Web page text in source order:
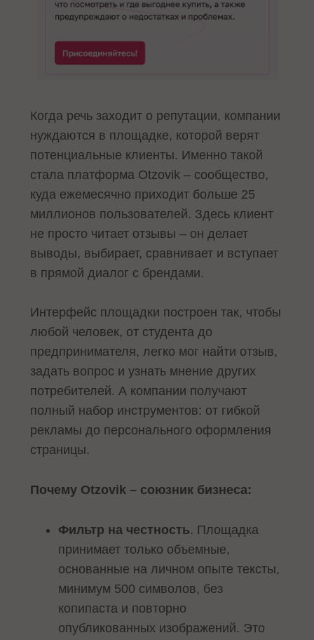
Когда речь заходит о репутации, компании
нуждаются в площадке, которой верят
потенциальные клиенты. Именно такой
стала платформа Otzovik – сообщество,
куда ежемесячно приходит больше 25
миллионов пользователей. Здесь клиент
не просто читает отзывы – он делает
выводы, выбирает, сравнивает и вступает
в прямой диалог с брендами.
Интерфейс площадки построен так, чтобы
любой человек, от студента до
предпринимателя, легко мог найти отзыв,
задать вопрос и узнать мнение других
потребителей. А компании получают
полный набор инструментов: от гибкой
рекламы до персонального оформления
страницы.
Почему Otzovik – союзник бизнеса:
Фильтр на честность. Площадка
принимает только объемные,
основанные на личном опыте тексты,
минимум 500 символов, без
копипаста и повторно
опубликованных изображений. Это